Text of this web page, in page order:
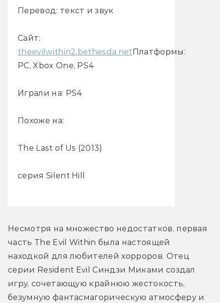
Перевод: текст и звук
Сайт:
theevilwithin2.bethesda.net Платформы:
PC, Xbox One, PS4
Играли на: PS4
Похоже на:
The Last of Us (2013)
серия Silent Hill
Несмотря на множество недостатков, первая
часть The Evil Within была настоящей
находкой для любителей хорроров. Отец
серии Resident Evil Синдзи Миками создал
игру, сочетающую крайнюю жестокость,
безумную фантасмагорическую атмосферу и